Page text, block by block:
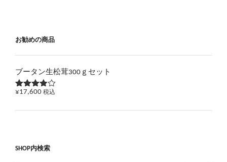
お勧めの商品
ブータン生松茸300ｇセット
5段階で
評価
¥17,600 税込
SHOP内検索